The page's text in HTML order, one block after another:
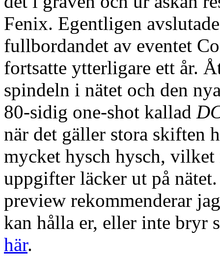
Fenix. Egentligen
fullbordandet av eventet
fortsatte ytterligare ett år.
spindeln i nätet och den
80-sidig one-shot kallad
när det gäller stora skiften
mycket hysch hysch,
uppgifter läcker ut på
preview rekommenderar
kan hålla er, eller inte bryr
här.